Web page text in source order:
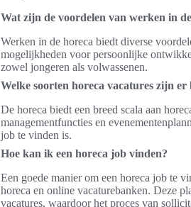
Wat zijn de voordelen van werken in
Werken in de horeca biedt diverse
mogelijkheden voor persoonlijke
zowel jongeren als volwassenen.
Welke soorten horeca vacatures zijn er
De horeca biedt een breed scala aan
managementfuncties en
job te vinden is.
Hoe kan ik een horeca job vinden?
Een goede manier om een horeca job te
horeca en online vacaturebanken. Deze
vacatures, waardoor het proces van